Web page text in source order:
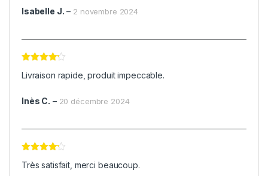
Isabelle J. – 2 novembre 2024
sur 5
Livraison rapide, produit impeccable.
Inès C. – 20 décembre 2024
sur 5
Très satisfait, merci beaucoup.